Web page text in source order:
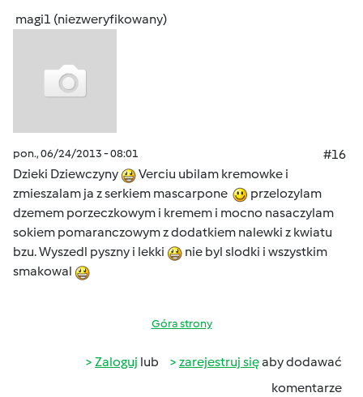
magi1 (niezweryfikowany)
pon., 06/24/2013 - 08:01
#16
Dzieki Dziewczyny
Verciu ubilam kremowke i
zmieszalam ja z serkiem mascarpone
przelozylam
dzemem porzeczkowym i kremem i mocno nasaczylam
sokiem pomaranczowym z dodatkiem nalewki z kwiatu
bzu. Wyszedl pyszny i lekki
nie byl slodki i wszystkim
smakowal
Góra strony
Zaloguj lub zarejestruj sięaby dodawać
komentarze